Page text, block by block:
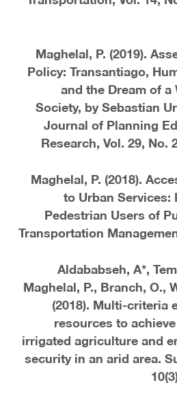
· 20. Maghelal, P. (2019).
Policy: Transantiago,
and the Dream of
Society, by Sebastian
Journal of Planning
Research, Vol. 29, No.
· 19. Maghelal, P. (2018).
to Urban Services:
Pedestrian Users of
Transportation
· 18. Aldababseh, A*,
Maghelal, P., Branch, O.,
(2018). Multi-criteria
resources to
irrigated agriculture and
security in an arid area.